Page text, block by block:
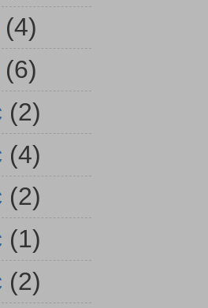
(4)
(6)
(2)
(4)
(2)
(1)
(2)